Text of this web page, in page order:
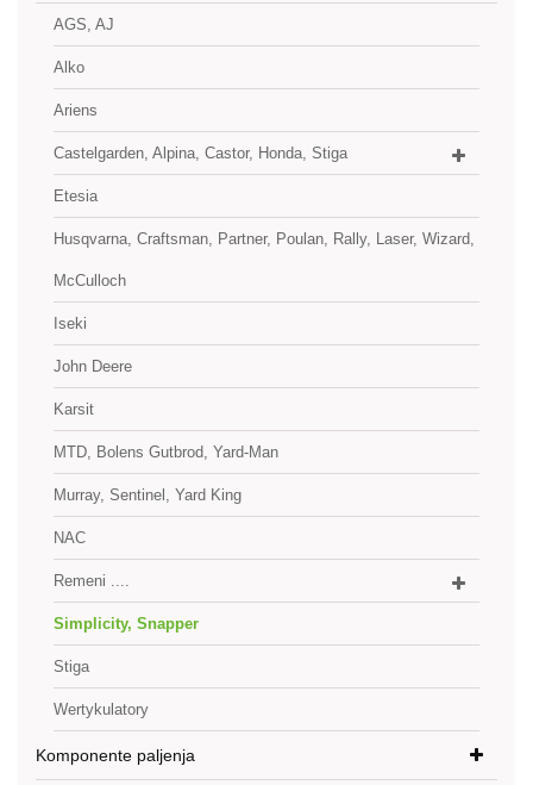
AGS, AJ
Alko
Ariens
Castelgarden, Alpina, Castor, Honda, Stiga
Etesia
Husqvarna, Craftsman, Partner, Poulan, Rally, Laser, Wizard,
McCulloch
Iseki
John Deere
Karsit
MTD, Bolens Gutbrod, Yard-Man
Murray, Sentinel, Yard King
NAC
Remeni ....
Simplicity, Snapper
Stiga
Wertykulatory
Komponente paljenja